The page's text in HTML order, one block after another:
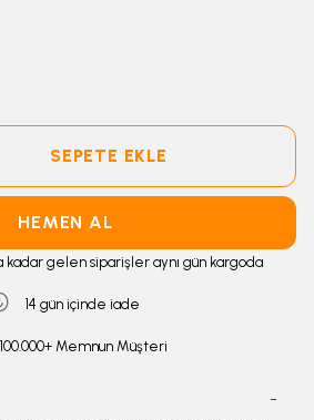
SEPETE EKLE
HEMEN AL
kadar gelen siparişler aynı gün kargoda
14 gün içinde iade
100.000+ Memnun Müşteri